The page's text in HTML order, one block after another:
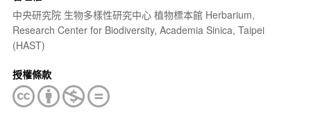
中央研究院 生物多樣性研究中心 植物標本館 Herbarium,
Research Center for Biodiversity, Academia Sinica, Taipei
(HAST)
授權條款